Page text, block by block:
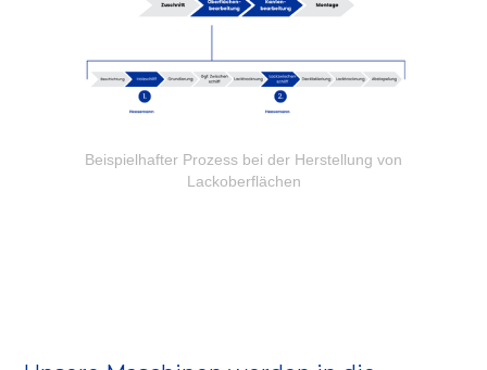
Beispielhafter Prozess bei der Herstellung von
Lackoberflächen